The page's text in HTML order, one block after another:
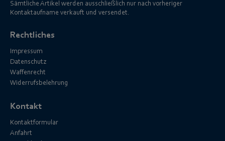
Sämtliche Artikel werden ausschließlich nur nach vorheriger
Kontaktaufname verkauft und versendet.
Rechtliches
Impressum
Datenschutz
Waffenrecht
Widerrufsbelehrung
Kontakt
Kontaktformular
Anfahrt